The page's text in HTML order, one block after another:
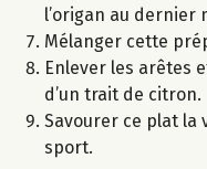
l’origan au dernier
Mélanger cette
Enlever les arêtes
d’un trait de citron.
Savourer ce plat la
sport.